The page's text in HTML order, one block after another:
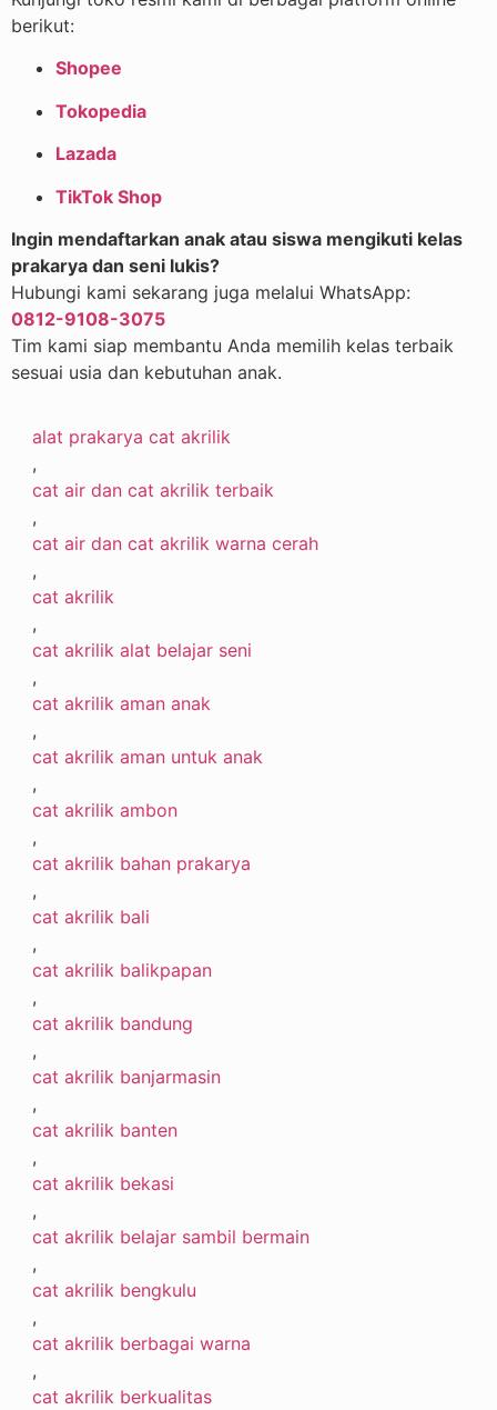
berikut:
Shopee
Tokopedia
Lazada
TikTok Shop
Ingin mendaftarkan anak atau siswa mengikuti kelas
prakarya dan seni lukis?
Hubungi kami sekarang juga melalui WhatsApp:
0812-9108-3075
Tim kami siap membantu Anda memilih kelas terbaik
sesuai usia dan kebutuhan anak.
alat prakarya cat akrilik
,
cat air dan cat akrilik terbaik
,
cat air dan cat akrilik warna cerah
,
cat akrilik
,
cat akrilik alat belajar seni
,
cat akrilik aman anak
,
cat akrilik aman untuk anak
,
cat akrilik ambon
,
cat akrilik bahan prakarya
,
cat akrilik bali
,
cat akrilik balikpapan
,
cat akrilik bandung
,
cat akrilik banjarmasin
,
cat akrilik banten
,
cat akrilik bekasi
,
cat akrilik belajar sambil bermain
,
cat akrilik bengkulu
,
cat akrilik berbagai warna
,
cat akrilik berkualitas